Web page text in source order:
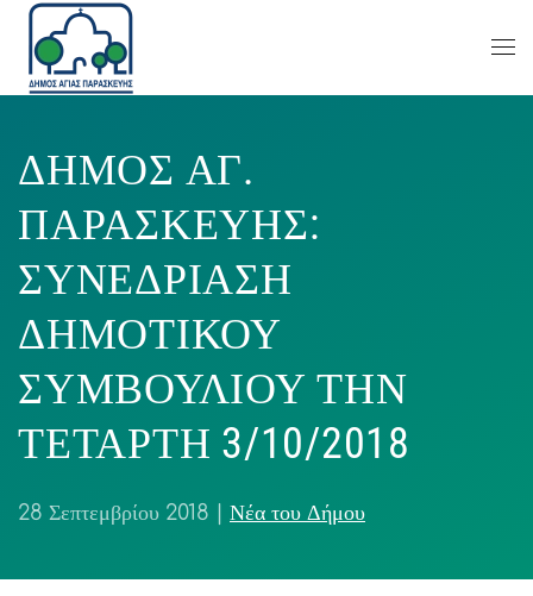
ΔΗΜΟΣ ΑΓ.
ΠΑΡΑΣΚΕΥΗΣ:
ΣΥΝΕΔΡΙΑΣΗ
ΔΗΜΟΤΙΚΟΥ
ΣΥΜΒΟΥΛΙΟΥ ΤΗΝ
ΤΕΤΑΡΤΗ 3/10/2018
28 Σεπτεμβρίου 2018 Νέα του Δήμου